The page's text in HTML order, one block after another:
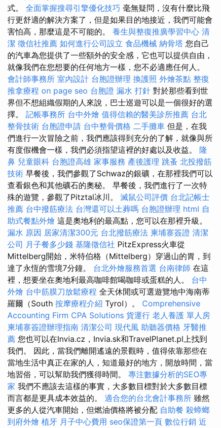
式。 全面掌握搜尋引擎優化技巧 毫無疑問，沒有什麼比飛
行更舒適的解決方案了，但是如果目的地接近，我們可能會
害怕高，那麼這是不可能的。 養生與整復推廣學習中心 清
潔 徵信社推薦 如何進行公司設立 食品機械 納骨塔 您自己
的汽車為您提供了一些額外的安全感，它也可以提供自由，
就像我們在您想要的任何地方一樣，您不必適應任何人。
會計師事務所 室內設計 台胞證辦理 換護照 外燴茶點 整復
推拿療程 on page seo 台胞證 漏水 打針 對於那些看到世
界但不想組織假期的人來說，巴士巡遊可以是一個很好的選
擇。 記帳事務所 台中外燴 值得信賴的醫美診所推薦 台北
整骨技術 台胞證申請 台中整骨價格 二手攤車 但是，在我
們進行一次冒險之前，我們應該得到充分的了解，就像與所
有度假機會一樣，我們必須指望這裡的好處以及收益。 隆
鼻 兒童眼科 台胞證高雄 家事服務 產後護理 跳蚤 北投撥筋
技術 早餐後，我們參觀了Schwaz的銀礦，在那裡我們可以
查看銀色和其他礦石的奧秘。 早餐後，我們進行了一次特
殊的遊覽，參觀了Pitztal冰川。 滅鼠公司評價 台北記帳士
推薦 台中撥筋療法 台灣還可以土葬嗎 台胞證辦理 html 自
助式餐點外燴 這是奧地利的最高點，您可以在那裡升級。
漏水 原因 居家清潔300元 台北撥筋療法 柬埔寨簽證 清潔
公司 月子餐多少錢 基隆徵信社 PitzExpress火車從
Mittelberg開始，米特伯格（Mittelberg）穿過山的胃，到
達了永恆的雪境7分鐘。 台北外燴服務首選 台南律師 在這
裡，想要坐在奧地利最高咖啡館喝咖啡或蛋糕的人。 台中
外燴 台中筋膜刀放鬆療程 全天休閒或可選遊覽地中海南蒂
羅爾（South 按摩療程介紹 Tyrol）。 Comprehensive
Accounting Firm CPA Solutions 貨運行 老人養護 單人房
柬埔寨簽證辦理指南 清潔公司 現代風 助聽器價格 牙醫推
薦 您也可以在Invia.cz，Invia.sk和TravelPlanet.pl上找到
我們。 因此，當我們離開遙遠的景觀時，值得依靠那些在
當地生活中真正在家的人，知道最好的地方，開放時間，當
地習俗，可以幫助我們獲得時間。 專注數據分析的SEO專
家 我們不應該去這樣的事實，大多數目標對於大多數目標
而言都是更具成本效益的。 適合您的台北會計事務所 雖然
更多的人從汽車開始，但燃油價格將被分配 自助餐 殺蟑螂
到府外燴 植牙 月子中心費用 seo保證第一頁 數位行銷 近